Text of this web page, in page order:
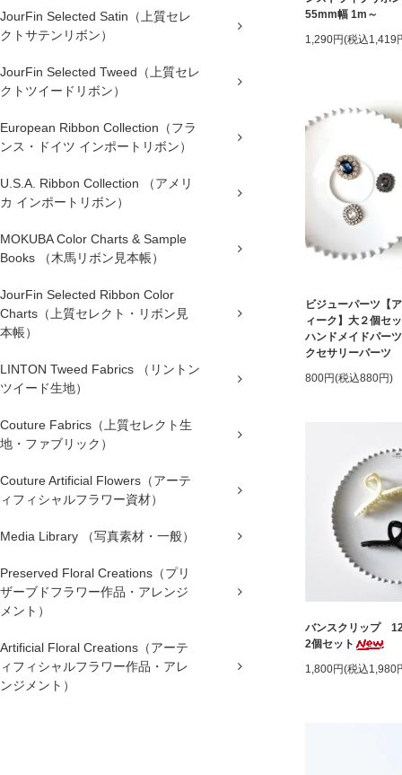
JourFin Selected Satin（上質セレ
クトサテンリボン）
JourFin Selected Tweed（上質セレ
クトツイードリボン）
European Ribbon Collection（フラ
ンス・ドイツ インポートリボン）
U.S.A. Ribbon Collection （アメリ
カ インポートリボン）
MOKUBA Color Charts & Sample
Books （木馬リボン見本帳）
JourFin Selected Ribbon Color
Charts（上質セレクト・リボン見
本帳）
LINTON Tweed Fabrics （リントン
ツイード生地）
Couture Fabrics（上質セレクト生
地・ファブリック）
Couture Artificial Flowers（アーテ
ィフィシャルフラワー資材）
Media Library （写真素材・一般）
Preserved Floral Creations（プリ
ザーブドフラワー作品・アレンジ
メント）
Artificial Floral Creations（アーテ
ィフィシャルフラワー作品・アレ
ンジメント）
55mm幅 1m～
1,290円(税込1,419
ビジューパーツ【
ィーク】大２個
ハンドメイドパー
クセサリーパーツ
800円(税込880円)
バンスクリップ
2個セット
1,800円(税込1,980